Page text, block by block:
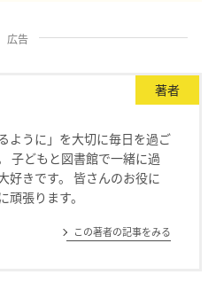
広告
著者
ように」を大切に毎日を過ご
子どもと図書館で一緒に過
好きです。 皆さんのお役に
頑張ります。
この著者の記事をみる